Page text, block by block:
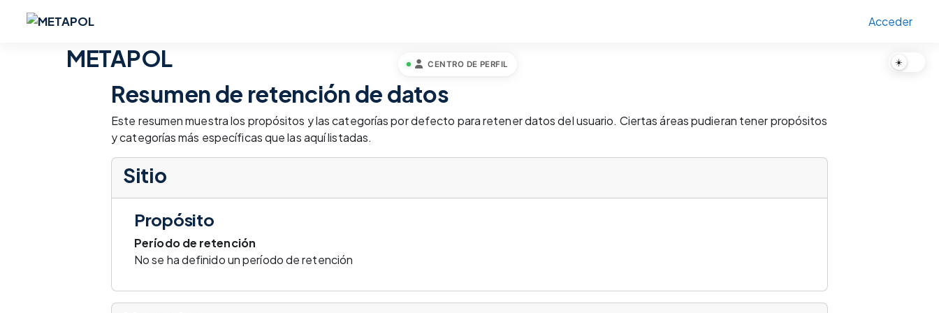
Acceder
METAPOL
Resumen de retención de datos
Este resumen muestra los propósitos y las categorías por defecto para retener datos del usuario. Ciertas áreas pudieran tener propósitos
y categorías más específicas que las aquí listadas.
Sitio
Propósito
Período de retención
No se ha definido un período de retención
☀️
CENTRO DE PERFIL